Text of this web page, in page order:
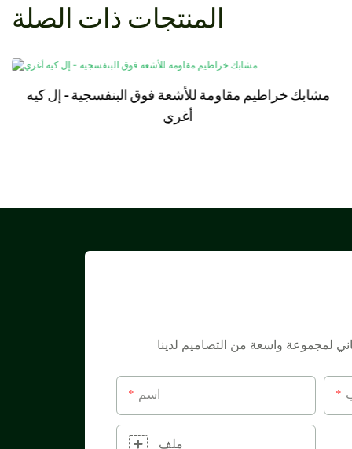
المنتجات ذات الصلة
مشابك خراطيم مقاومة للأشعة فوق البنفسجية - إل كيه
أغري
اسم
ملف